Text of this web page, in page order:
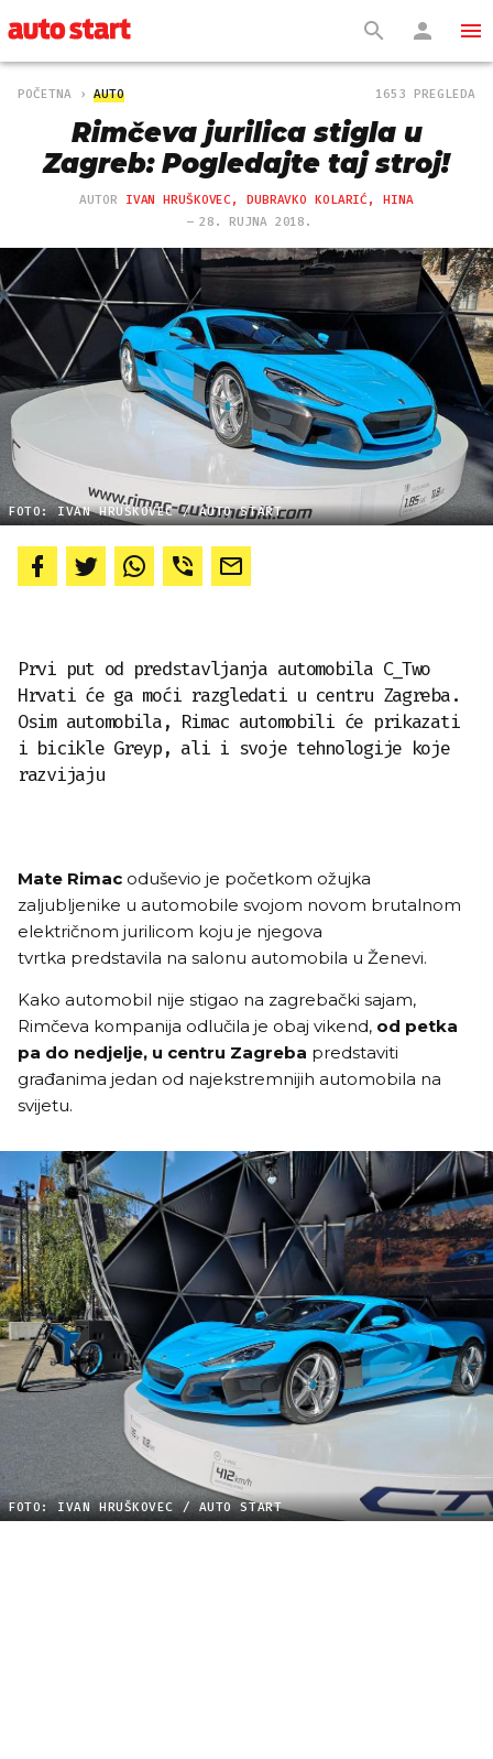
POČETNA AUTO 1653 PREGLEDA
Rimčeva jurilica stigla u
Zagreb: Pogledajte taj stroj!
AUTOR IVAN HRUŠKOVEC, DUBRAVKO KOLARIĆ, HINA
28. RUJNA 2018.
FOTO: IVAN HRUŠKOVEC / AUTO START
Prvi put od predstavljanja automobila C_Two
Hrvati će ga moći razgledati u centru Zagreba.
Osim automobila, Rimac automobili će prikazati
i bicikle Greyp, ali i svoje tehnologije koje
razvijaju
Mate Rimac oduševio je početkom ožujka
zaljubljenike u automobile svojom novom brutalnom
električnom jurilicom koju je njegova
tvrtka predstavila na salonu automobila u Ženevi.
Kako automobil nije stigao na zagrebački sajam,
Rimčeva kompanija odlučila je obaj vikend, od petka
pa do nedjelje, u centru Zagreba predstaviti
građanima jedan od najekstremnijih automobila na
svijetu.
FOTO: IVAN HRUŠKOVEC / AUTO START